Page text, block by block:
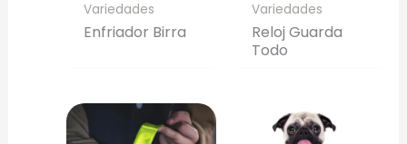
Variedades
Enfriador Birra
Variedades
Reloj Guarda
Todo